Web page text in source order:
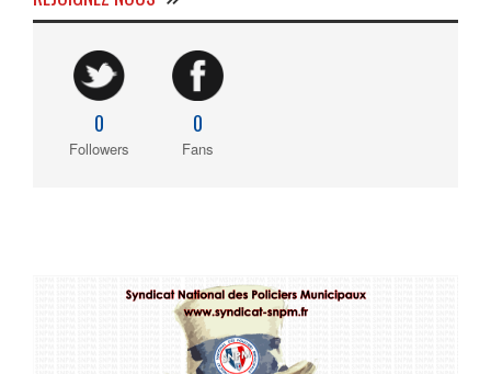
0
Followers
0
Fans